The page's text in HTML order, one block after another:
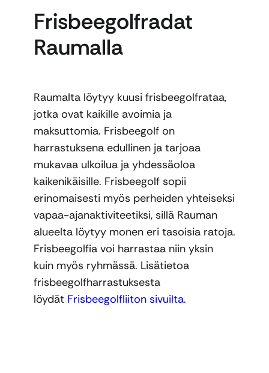
Frisbeegolfradat
Raumalla
Raumalta löytyy kuusi frisbeegolfrataa,
jotka ovat kaikille avoimia ja
maksuttomia. Frisbeegolf on
harrastuksena edullinen ja tarjoaa
mukavaa ulkoilua ja yhdessäoloa
kaikenikäisille. Frisbeegolf sopii
erinomaisesti myös perheiden yhteiseksi
vapaa-ajanaktiviteetiksi, sillä Rauman
alueelta löytyy monen eri tasoisia ratoja.
Frisbeegolfia voi harrastaa niin yksin
kuin myös ryhmässä. Lisätietoa
frisbeegolfharrastuksesta
löydät Frisbeegolfliiton sivuilta.